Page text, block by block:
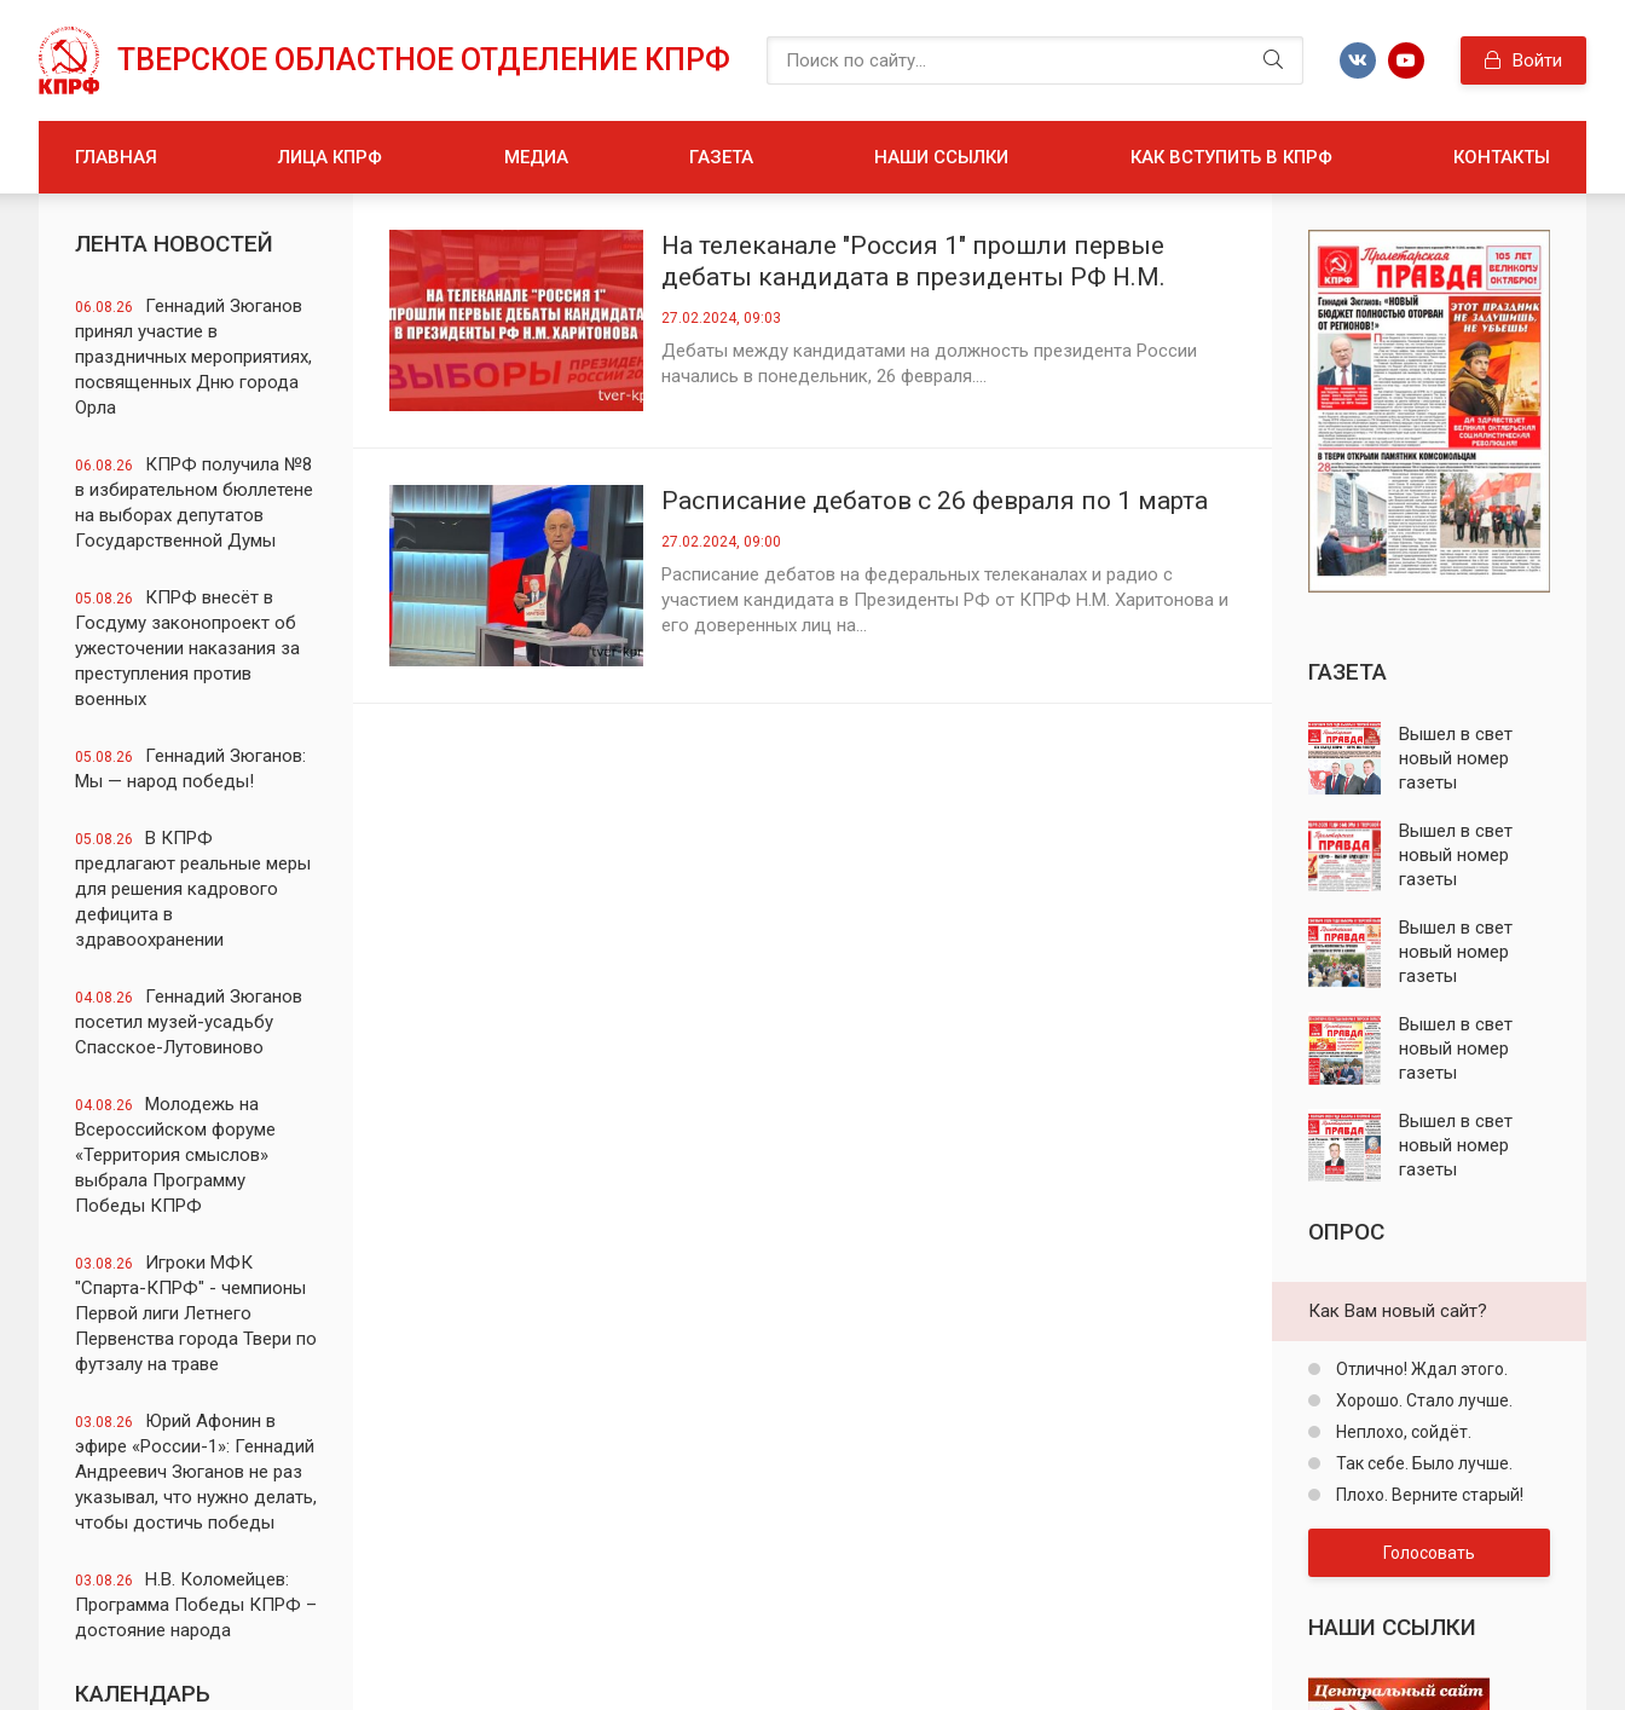
ТВЕРСКОЕ ОБЛАСТНОЕ ОТДЕЛЕНИЕ КПРФ Войти
ГЛАВНАЯ ЛИЦА КПРФ МЕДИА ГАЗЕТА НАШИ ССЫЛКИ КАК ВСТУПИТЬ В КПРФ КОНТАКТЫ
ЛЕНТА НОВОСТЕЙ
06.08.26
Геннадий Зюганов
принял участие в
праздничных мероприятиях,
посвященных Дню города
Орла
06.08.26
КПРФ получила №8
в избирательном бюллетене
на выборах депутатов
Государственной Думы
05.08.26
КПРФ внесёт в
Госдуму законопроект об
ужесточении наказания за
преступления против
военных
05.08.26
Геннадий Зюганов:
Мы — народ победы!
05.08.26
В КПРФ
предлагают реальные меры
для решения кадрового
дефицита в
здравоохранении
04.08.26
Геннадий Зюганов
посетил музей-усадьбу
Спасское-Лутовиново
04.08.26
Молодежь на
Всероссийском форуме
«Территория смыслов»
выбрала Программу
Победы КПРФ
03.08.26
Игроки МФК
"Спарта-КПРФ" - чемпионы
Первой лиги Летнего
Первенства города Твери по
футзалу на траве
03.08.26
Юрий Афонин в
эфире «России-1»: Геннадий
Андреевич Зюганов не раз
указывал, что нужно делать,
чтобы достичь победы
03.08.26
Н.В. Коломейцев:
Программа Победы КПРФ –
достояние народа
КАЛЕНДАРЬ
На телеканале "Россия 1" прошли первые
дебаты кандидата в президенты РФ Н.М.
Харитонова
27.02.2024, 09:03
Дебаты между кандидатами на должность президента России
начались в понедельник, 26 февраля....
Расписание дебатов с 26 февраля по 1 марта
27.02.2024, 09:00
Расписание дебатов на федеральных телеканалах и радио с
участием кандидата в Президенты РФ от КПРФ Н.М. Харитонова и
его доверенных лиц на...
ГАЗЕТА
Вышел в свет
новый номер
газеты
правда"
Вышел в свет
новый номер
газеты
правда"
Вышел в свет
новый номер
газеты
правда"
Вышел в свет
новый номер
газеты
правда"
Вышел в свет
новый номер
газеты
ОПРОС
Как Вам новый сайт?
Отлично! Ждал этого.
Хорошо. Стало лучше.
Неплохо, сойдёт.
Так себе. Было лучше.
Плохо. Верните старый!
Голосовать
НАШИ ССЫЛКИ